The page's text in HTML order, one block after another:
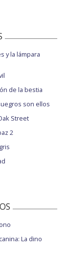
y la lámpara
de la bestia
son ellos
Street
2
La dino